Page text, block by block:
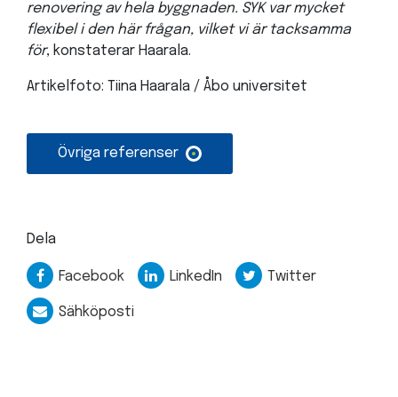
renovering av hela byggnaden. SYK var mycket
flexibel i den här frågan, vilket vi är tacksamma
för, konstaterar Haarala.
Artikelfoto: Tiina Haarala / Åbo universitet
Övriga referenser
Dela
Facebook LinkedIn Twitter
Sähköposti